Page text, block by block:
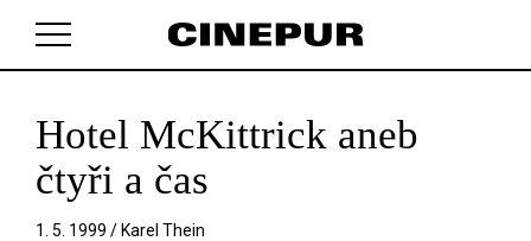
V košíku zatím nemáte žádné položky.
Hotel McKittrick aneb
čtyři a čas
1. 5. 1999 / Karel Thein